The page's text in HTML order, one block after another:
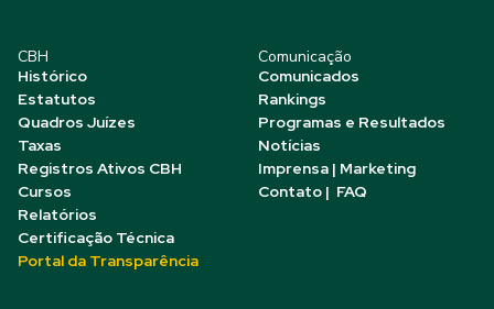
CBH
Histórico
Estatutos
Quadros Juízes
Taxas
Registros Ativos CBH
Cursos
Relatórios
Certificação Técnica
Portal da Transparência
Comunicação
Comunicados
Rankings
Programas e Resultados
Notícias
Imprensa | Marketing
Contato | FAQ